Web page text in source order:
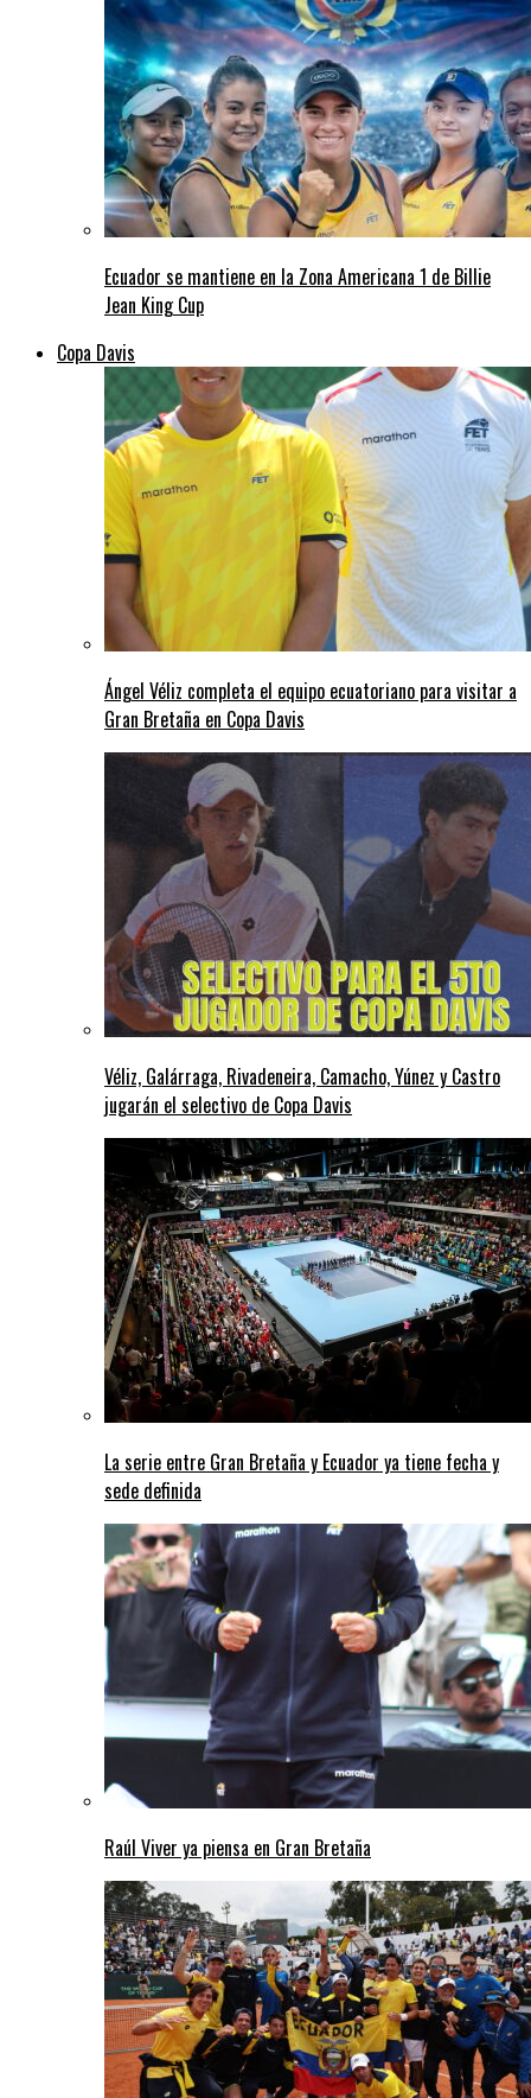
Ecuador se mantiene en la Zona Americana 1 de Billie
Jean King Cup
Copa Davis
Ángel Véliz completa el equipo ecuatoriano para visitar a
Gran Bretaña en Copa Davis
Véliz, Galárraga, Rivadeneira, Camacho, Yúnez y Castro
jugarán el selectivo de Copa Davis
La serie entre Gran Bretaña y Ecuador ya tiene fecha y
sede definida
Raúl Viver ya piensa en Gran Bretaña